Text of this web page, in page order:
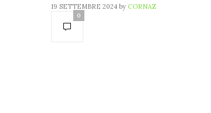
19 SETTEMBRE 2024 by CORNAZ
0